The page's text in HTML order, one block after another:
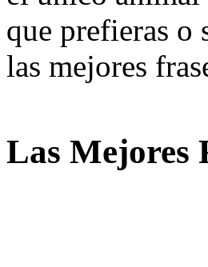
que prefieras o
las mejores
Las Mejores